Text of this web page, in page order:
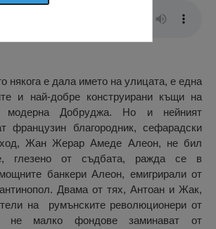
някога е дала името на улицата, е една
и най-добре конструирани къщи на
модерна Добруджа. Но и нейният
французин благородник, сефарадски
Жан Жерар Амеде Алеон, не бил
глезено от съдбата, ражда се в
банкери Алеон, емигрирали от
Двама от тях, Антоан и Жак,
на румънските революционери от
не малко фондове заминават от